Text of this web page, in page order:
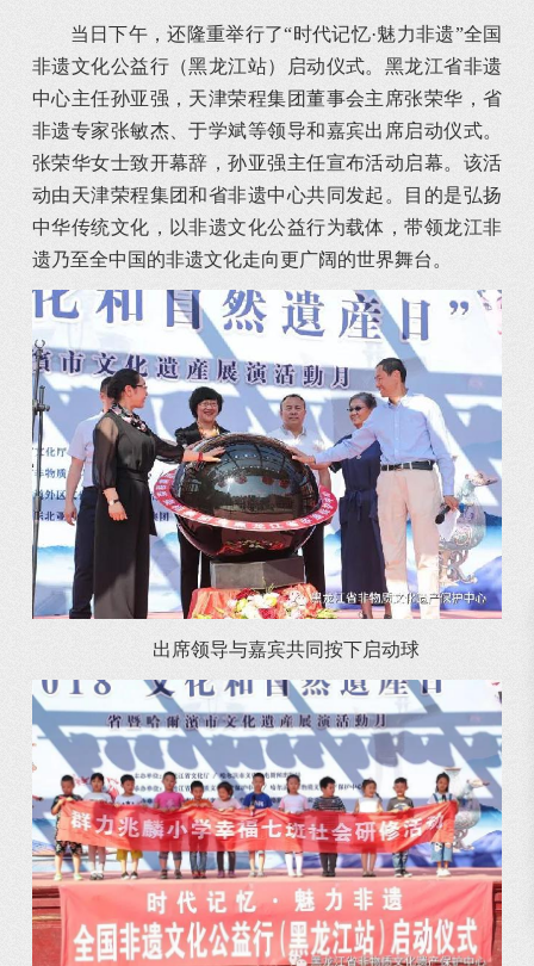
当日下午，还隆重举行了“时代记忆·魅力非遗”全国
非遗文化公益行（黑龙江站）启动仪式。黑龙江省非遗
中心主任孙亚强，天津荣程集团董事会主席张荣华，省
非遗专家张敏杰、于学斌等领导和嘉宾出席启动仪式。
张荣华女士致开幕辞，孙亚强主任宣布活动启幕。该活
动由天津荣程集团和省非遗中心共同发起。目的是弘扬
中华传统文化，以非遗文化公益行为载体，带领龙江非
遗乃至全中国的非遗文化走向更广阔的世界舞台。
出席领导与嘉宾共同按下启动球